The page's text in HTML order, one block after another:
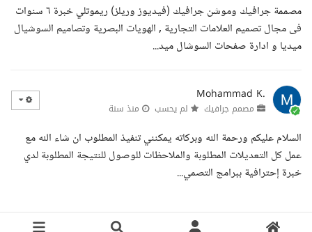
مصممة جرافيك وموشن جرافيك (فيديوز وريلز) ريموتلي خبرة ٦ سنوات
فى مجال تصميم العلامات التجارية , الهويات البصرية وتصاميم السوشيال
ميديا و ادارة صفحات السوشال ميد...
Mohammad K.
مصمم جرافيك لم يحسب منذ سنة
السلام عليكم ورحمة الله وبركاته يمكنني تنفيذ المطلوب ان شاء الله مع
عمل كل التعديلات المطلوبة والملاحظات للوصول للنتيجة المطلوبة لدي
خبرة إحترافية ببرامج التصمي...